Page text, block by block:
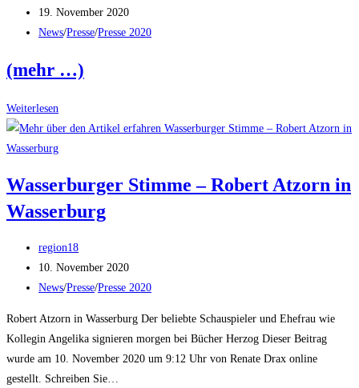
Autor:
Beitrag
veröffentlicht:
19. November 2020
Beitrags-
News/Presse/Presse 2020
(mehr …)
Weiterlesen
Stimme
–
Maske
und
Charme
Wasserburger Stimme – Robert Atzorn in
Wasserburg
Beitrags-
Autor:
region18
Beitrag
veröffentlicht:
10. November 2020
Beitrags-
News/Presse/Presse 2020
Robert Atzorn in Wasserburg Der beliebte Schauspieler und Ehefrau wie
Kollegin Angelika signieren morgen bei Bücher Herzog Dieser Beitrag
wurde am 10. November 2020 um 9:12 Uhr von Renate Drax online
gestellt. Schreiben Sie…